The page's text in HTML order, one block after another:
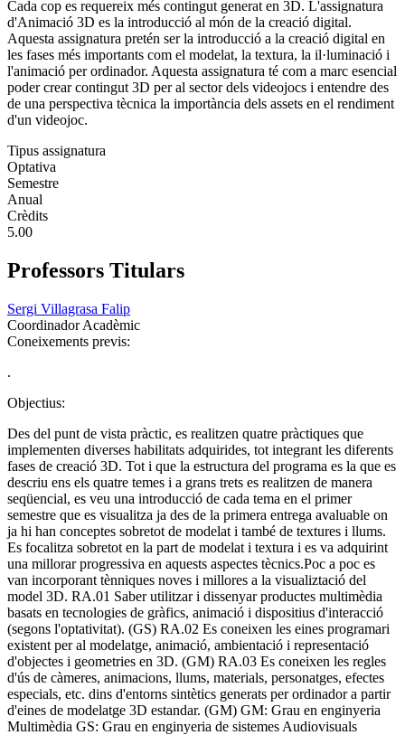
Cada cop es requereix més contingut generat en 3D. L'assignatura
d'Animació 3D es la introducció al món de la creació digital.
Aquesta assignatura pretén ser la introducció a la creació digital en
les fases més importants com el modelat, la textura, la il·luminació i
l'animació per ordinador. Aquesta assignatura té com a marc esencial
poder crear contingut 3D per al sector dels videojocs i entendre des
de una perspectiva tècnica la importància dels assets en el rendiment
d'un videojoc.
Tipus assignatura
Optativa
Semestre
Anual
Crèdits
5.00
Professors Titulars
Sergi Villagrasa Falip
Coordinador Acadèmic
Coneixements previs:
.
Objectius:
Des del punt de vista pràctic, es realitzen quatre pràctiques que
implementen diverses habilitats adquirides, tot integrant les diferents
fases de creació 3D. Tot i que la estructura del programa es la que es
descriu ens els quatre temes i a grans trets es realitzen de manera
seqüencial, es veu una introducció de cada tema en el primer
semestre que es visualitza ja des de la primera entrega avaluable on
ja hi han conceptes sobretot de modelat i també de textures i llums.
Es focalitza sobretot en la part de modelat i textura i es va adquirint
una millorar progressiva en aquests aspectes tècnics.Poc a poc es
van incorporant tènniques noves i millores a la visualiztació del
model 3D. RA.01 Saber utilitzar i dissenyar productes multimèdia
basats en tecnologies de gràfics, animació i dispositius d'interacció
(segons l'optativitat). (GS) RA.02 Es coneixen les eines programari
existent per al modelatge, animació, ambientació i representació
d'objectes i geometries en 3D. (GM) RA.03 Es coneixen les regles
d'ús de càmeres, animacions, llums, materials, personatges, efectes
especials, etc. dins d'entorns sintètics generats per ordinador a partir
d'eines de modelatge 3D estandar. (GM) GM: Grau en enginyeria
Multimèdia GS: Grau en enginyeria de sistemes Audiovisuals